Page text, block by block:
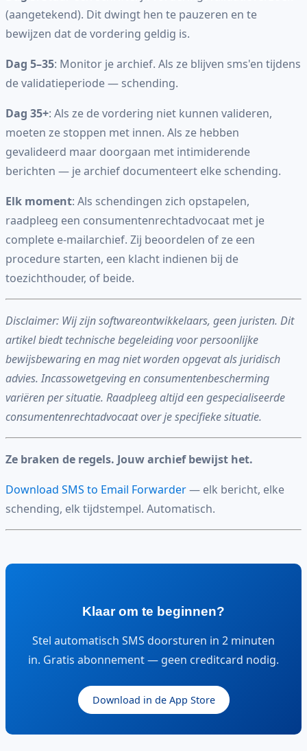
(aangetekend). Dit dwingt hen te pauzeren en te
bewijzen dat de vordering geldig is.
Dag 5–35: Monitor je archief. Als ze blijven sms'en tijdens
de validatieperiode — schending.
Dag 35+: Als ze de vordering niet kunnen valideren,
moeten ze stoppen met innen. Als ze hebben
gevalideerd maar doorgaan met intimiderende
berichten — je archief documenteert elke schending.
Elk moment: Als schendingen zich opstapelen,
raadpleeg een consumentenrechtadvocaat met je
complete e-mailarchief. Zij beoordelen of ze een
procedure starten, een klacht indienen bij de
toezichthouder, of beide.
Disclaimer: Wij zijn softwareontwikkelaars, geen juristen. Dit
artikel biedt technische begeleiding voor persoonlijke
bewijsbewaring en mag niet worden opgevat als juridisch
advies. Incassowetgeving en consumentenbescherming
variëren per situatie. Raadpleeg altijd een gespecialiseerde
consumentenrechtadvocaat over je specifieke situatie.
Ze braken de regels. Jouw archief bewijst het.
Download SMS to Email Forwarder— elk bericht, elke
schending, elk tijdstempel. Automatisch.
Klaar om te beginnen?
Stel automatisch SMS doorsturen in 2 minuten
in. Gratis abonnement — geen creditcard nodig.
Download in de App Store